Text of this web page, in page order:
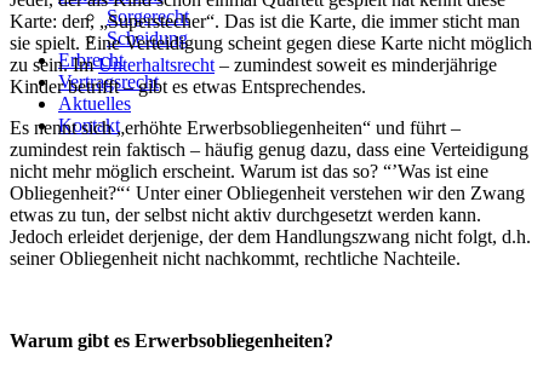
Sorgerecht
Scheidung
Erbrecht
Vertragsrecht
Aktuelles
Kontakt
Karte: den, „Superstecher“. Das ist die Karte, die immer sticht man
sie spielt. Eine Verteidigung scheint gegen diese Karte nicht möglich
zu sein. ImUnterhaltsrecht – zumindest soweit es minderjährige
Kinder betrifft – gibt es etwas Entsprechendes.
Es nennt sich „erhöhte Erwerbsobliegenheiten“ und führt –
zumindest rein faktisch – häufig genug dazu, dass eine Verteidigung
nicht mehr möglich erscheint. Warum ist das so? “’Was ist eine
Obliegenheit?“‘ Unter einer Obliegenheit verstehen wir den Zwang
etwas zu tun, der selbst nicht aktiv durchgesetzt werden kann.
Jedoch erleidet derjenige, der dem Handlungszwang nicht folgt, d.h.
seiner Obliegenheit nicht nachkommt, rechtliche Nachteile.
Warum gibt es Erwerbsobliegenheiten?